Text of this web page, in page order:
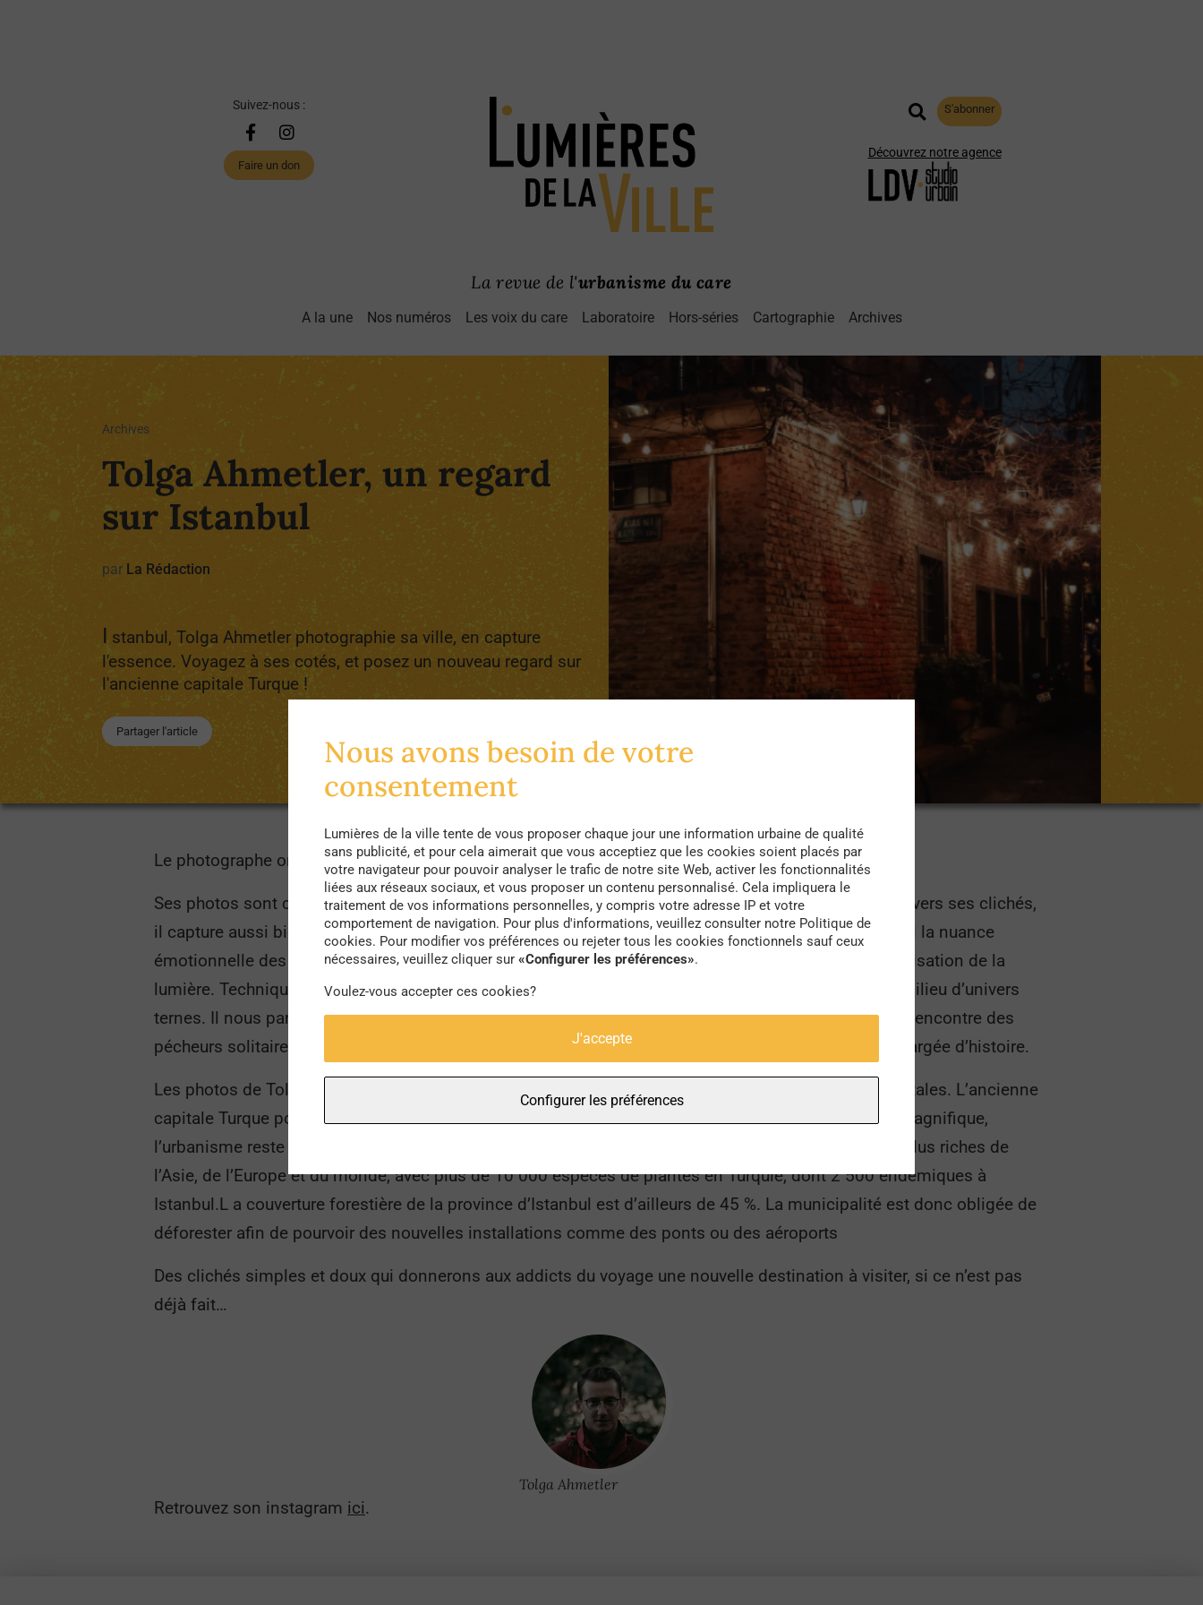
Suivez-nous :
Faire un don
S'abonner
Découvrez notre agence
La revue de l'urbanisme du care
A la une Nos numéros Les voix du care Laboratoire Hors-séries Cartographie Archives
Archives
Tolga Ahmetler, un regard
sur Istanbul
par La Rédaction
I stanbul, Tolga Ahmetler photographie sa ville, en capture
l'essence. Voyagez à ses cotés, et posez un nouveau regard sur
l'ancienne capitale Turque !
Partager l'article
Le photographe originaire de Turquie nous partage la vision qu’il a de la capitale turque, Istanbul.
Ses photos sont chargées et remplies de détails, tout en dégageant du calme, et de la sérénité. À travers ses clichés,
il capture aussi bien la solitude que l’amitié. La ligne entre sérénité et mélancolie est toujours fine. Si la nuance
émotionnelle des photos est réussie, c’est non seulement grâce à son œil précis mais aussi son utilisation de la
lumière. Techniquement, la réalisation est superbe. Il place les lumières vives et réconfortantes au milieu d’univers
ternes. Il nous partage ainsi une vision unique de sa ville. Découvrez différent quartier, et partez à la rencontre des
pécheurs solitaires et des bandes d’enfants. Entre Mer et Terre, Istanbul est une ville complète et chargée d’histoire.
Les photos de Tolga nous montrent la « Nouvelle Rome
». Des rues étroites, des bâtisses monumentales. L’ancienne
capitale Turque possède une longue Histoire et l’artiste nous en raconte une partie. Si Istanbul est magnifique,
l’urbanisme reste un de ces principaux problèmes. C’est, en effet, l’une des régions botaniques les plus riches de
l’Asie, de l’Europe et du monde, avec plus de 10 000 espèces de plantes en Turquie, dont 2 500 endémiques à
Istanbul.L a couverture forestière de la province d’Istanbul est d’ailleurs de 45 %. La municipalité est donc obligée de
déforester afin de pourvoir des nouvelles installations comme des ponts ou des aéroports
Des clichés simples et doux qui donnerons aux addicts du voyage une nouvelle destination à visiter, si ce n’est pas
déjà fait…
Tolga Ahmetler
Retrouvez son instagram ici.
Nous avons besoin de votre
consentement
Lumières de la ville tente de vous proposer chaque jour une information urbaine de qualité
sans publicité, et pour cela aimerait que vous acceptiez que les cookies soient placés par
votre navigateur pour pouvoir analyser le trafic de notre site Web, activer les fonctionnalités
liées aux réseaux sociaux, et vous proposer un contenu personnalisé. Cela impliquera le
traitement de vos informations personnelles, y compris votre adresse IP et votre
comportement de navigation. Pour plus d'informations, veuillez consulter notre Politique de
cookies. Pour modifier vos préférences ou rejeter tous les cookies fonctionnels sauf ceux
nécessaires, veuillez cliquer sur «Configurer les préférences».
Voulez-vous accepter ces cookies?
J'accepte
Configurer les préférences